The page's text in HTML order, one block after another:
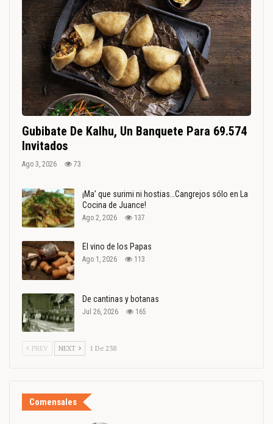
Gubibate De Kalhu, Un Banquete Para 69.574
Invitados
Ago 3, 2026 73
¡Ma’ que surimi ni hostias…Cangrejos sólo en La
Cocina de Juance!
Ago 2, 2026 137
El vino de los Papas
Ago 1, 2026 113
De cantinas y botanas
Jul 26, 2026 165
PREV NEXT 1 De 238
Comensales